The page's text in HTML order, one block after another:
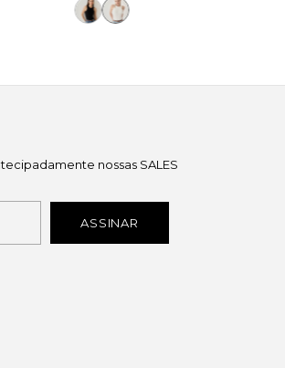
nossas SALES